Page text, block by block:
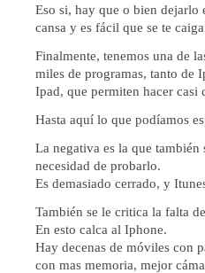
Eso si, hay que o bien
cansa y es fácil que se te
Finalmente, tenemos una de
miles de programas, tanto de
Ipad, que permiten hacer casi
Hasta aquí lo que podíamos
La negativa es la que también
necesidad de probarlo.
Es demasiado cerrado, y
También se le critica la falta
En esto calca al Iphone.
Hay decenas de móviles con
con mas memoria, mejor